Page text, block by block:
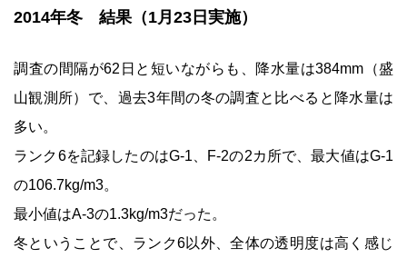
2014年冬 結果（1月23日実施）
調査の間隔が62日と短いながらも、降水量は384mm（盛
山観測所）で、過去3年間の冬の調査と比べると降水量は
多い。
ランク6を記録したのはG-1、F-2の2カ所で、最大値はG-1
の106.7kg/m3。
最小値はA-3の1.3kg/m3だった。
冬ということで、ランク6以外、全体の透明度は高く感じ